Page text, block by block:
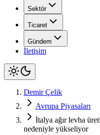
Sektör
Ticaret
Gündem
İletişim
Demir Çelik
Avrupa Piyasaları
İtalya ağır levha
nedeniyle yükseliyor